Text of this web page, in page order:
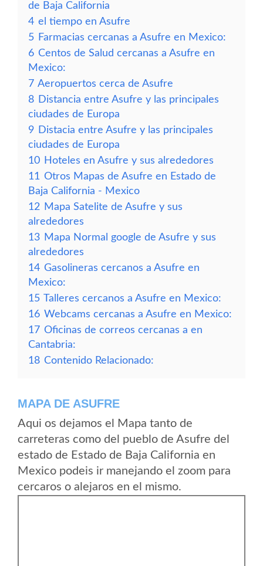
de Baja California
4 el tiempo en Asufre
5 Farmacias cercanas a Asufre en Mexico:
6 Centos de Salud cercanas a Asufre en
Mexico:
7 Aeropuertos cerca de Asufre
8 Distancia entre Asufre y las principales
ciudades de Europa
9 Distacia entre Asufre y las principales
ciudades de Europa
10 Hoteles en Asufre y sus alrededores
11 Otros Mapas de Asufre en Estado de
Baja California - Mexico
12 Mapa Satelite de Asufre y sus
alrededores
13 Mapa Normal google de Asufre y sus
alrededores
14 Gasolineras cercanos a Asufre en
Mexico:
15 Talleres cercanos a Asufre en Mexico:
16 Webcams cercanas a Asufre en Mexico:
17 Oficinas de correos cercanas a en
Cantabria:
18 Contenido Relacionado:
MAPA DE ASUFRE
Aqui os dejamos el Mapa tanto de
carreteras como del pueblo de Asufre del
estado de Estado de Baja California en
Mexico podeis ir manejando el zoom para
cercaros o alejaros en el mismo.